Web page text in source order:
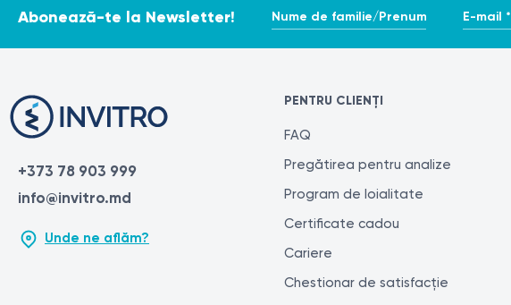
Abonează-te la Newsletter! Nume de familie/Prenume * E-mail *
+373 78 903 999
info@invitro.md
Unde ne aflăm?
PENTRU CLIENȚI
FAQ
Pregătirea pentru analize
Program de loialitate
Certificate cadou
Cariere
Chestionar de satisfacție